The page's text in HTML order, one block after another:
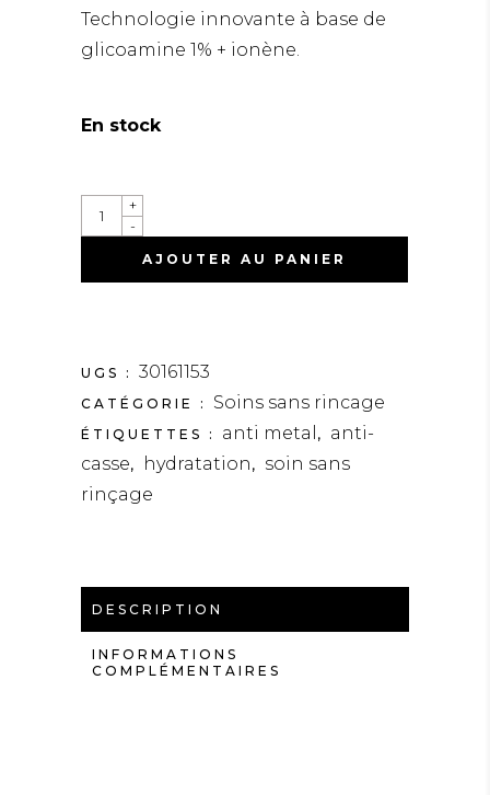
Technologie innovante à base de
glicoamine 1% + ionène.
En stock
-
+
AJOUTER AU PANIER
UGS : 30161153
CATÉGORIE : Soins sans rincage
ÉTIQUETTES : anti metal , anti-
casse, hydratation , soin sans
rinçage
DESCRIPTION
INFORMATIONS
COMPLÉMENTAIRES